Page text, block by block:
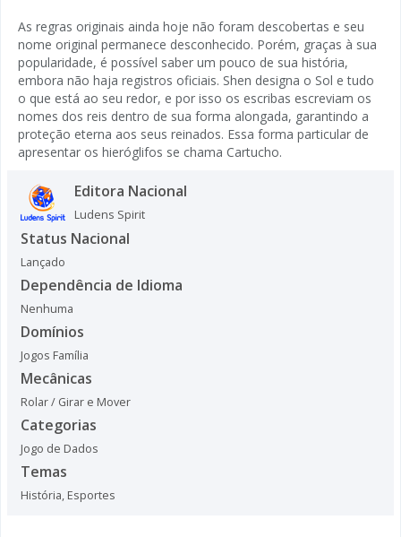
As regras originais ainda hoje não foram descobertas e seu
nome original permanece desconhecido. Porém, graças à sua
popularidade, é possível saber um pouco de sua história,
embora não haja registros oficiais. Shen designa o Sol e tudo
o que está ao seu redor, e por isso os escribas escreviam os
nomes dos reis dentro de sua forma alongada, garantindo a
proteção eterna aos seus reinados. Essa forma particular de
apresentar os hieróglifos se chama Cartucho.
Editora Nacional
Ludens Spirit
Status Nacional
Lançado
Dependência de Idioma
Nenhuma
Domínios
Jogos Família
Mecânicas
Rolar / Girar e Mover
Categorias
Jogo de Dados
Temas
História, Esportes